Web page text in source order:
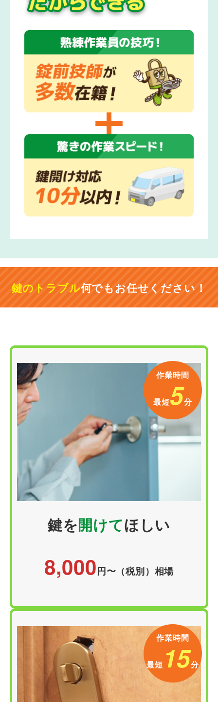
鍵のトラブル何でもお任せください！
作業時間
最短5分
鍵を開けてほしい
8,000円〜（税別）相場
作業時間
最短 15分